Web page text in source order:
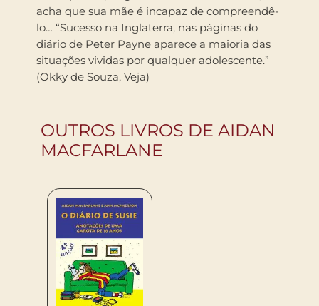
acha que sua mãe é incapaz de compreendê-
lo… “Sucesso na Inglaterra, nas páginas do
diário de Peter Payne aparece a maioria das
situações vividas por qualquer adolescente.”
(Okky de Souza, Veja)
OUTROS LIVROS DE AIDAN
MACFARLANE